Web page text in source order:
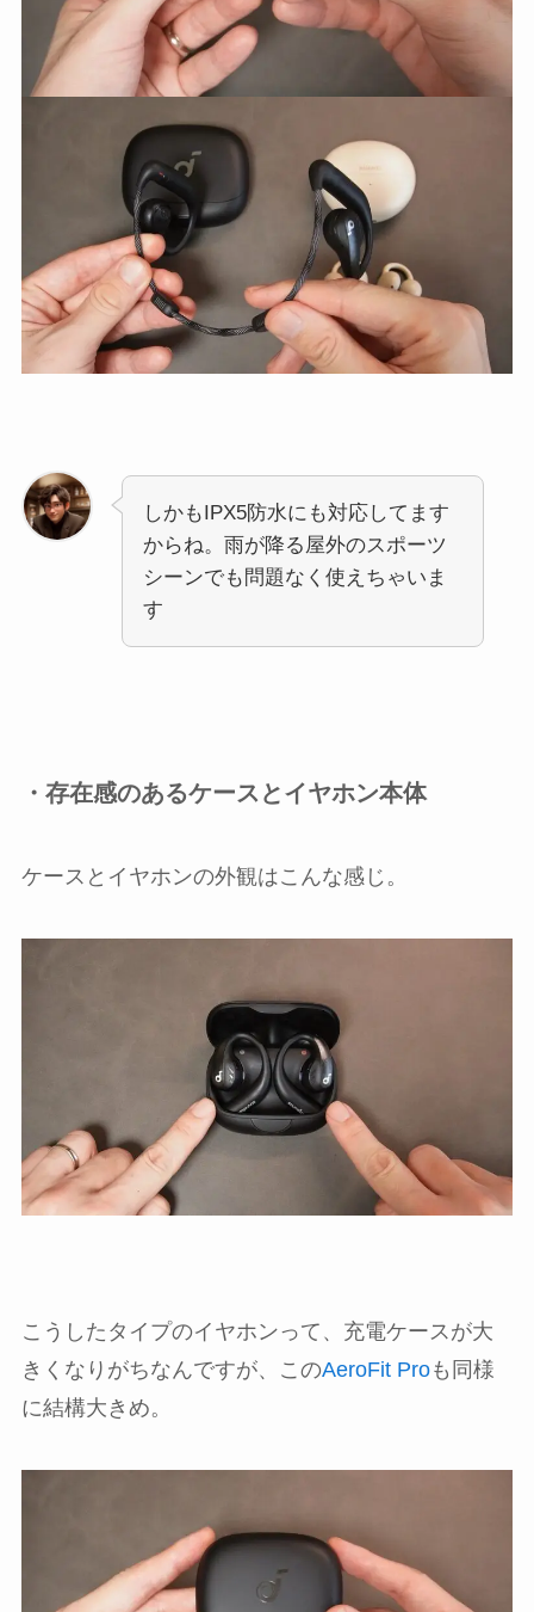
しかもIPX5防水にも対応してます
からね。雨が降る屋外のスポーツ
シーンでも問題なく使えちゃいま
す
・存在感のあるケースとイヤホン本体
ケースとイヤホンの外観はこんな感じ。
こうしたタイプのイヤホンって、充電ケースが大
きくなりがちなんですが、このAeroFit Proも同様
に結構大きめ。